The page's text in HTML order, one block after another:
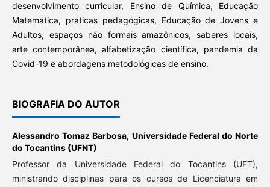
desenvolvimento curricular, Ensino de Química, Educação
Matemática, práticas pedagógicas, Educação de Jovens e
Adultos, espaços não formais amazônicos, saberes locais,
arte contemporânea, alfabetização científica, pandemia da
Covid-19 e abordagens metodológicas de ensino.
BIOGRAFIA DO AUTOR
Alessandro Tomaz Barbosa, Universidade Federal do Norte
do Tocantins (UFNT)
Professor da Universidade Federal do Tocantins (UFT),
ministrando disciplinas para os cursos de Licenciatura em